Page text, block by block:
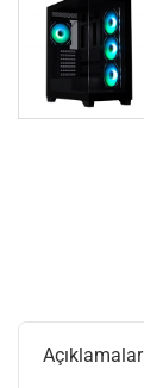
Açıklamalar